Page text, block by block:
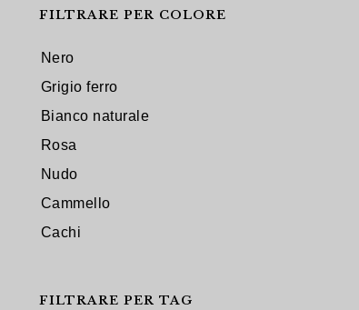
FILTRARE PER COLORE
Nero
Grigio ferro
Bianco naturale
Rosa
Nudo
Cammello
Cachi
FILTRARE PER TAG